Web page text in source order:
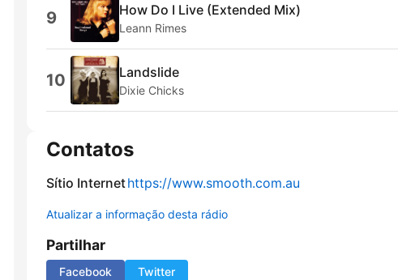
9 How Do I Live (Extended Mix)
Leann Rimes
10 Landslide
Dixie Chicks
Contatos
Sítio Internethttps://www.smooth.com.au
Atualizar a informação desta rádio
Partilhar
Facebook Twitter